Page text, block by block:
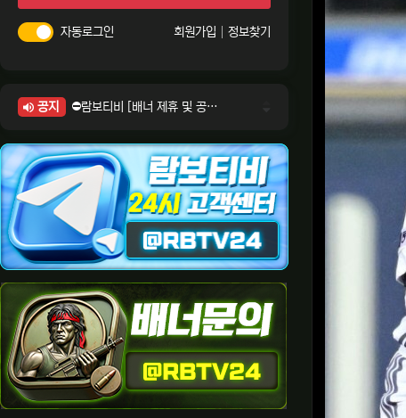
자동로그인 회원가입 정보찾기
공지
⛔람보티비 [배너 제휴 및 공식 입점 문의 안내]
⛔람보티비 [정회원 등급UP! 안내사항]
⛔람보티비 [채팅방 이용시 주의사항]
⛔람보티비 [공식보증업체 안내]